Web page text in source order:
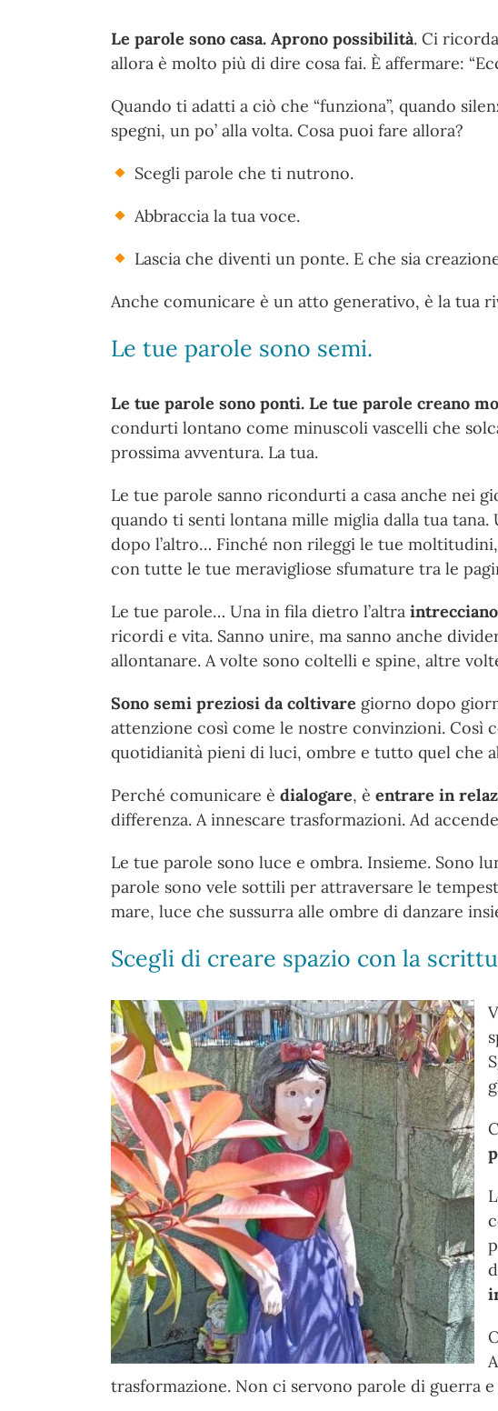
Le parole sono casa. Aprono possibilità. Ci
allora è molto più di dire cosa fai. È affermare:
Quando ti adatti a ciò che “funziona”, quando
spegni, un po’ alla volta. Cosa puoi fare allora?
Scegli parole che ti nutrono.
Abbraccia la tua voce.
Lascia che diventi un ponte. E che sia
Anche comunicare è un atto generativo, è la tua
Le tue parole sono semi.
Le tue parole sono ponti. Le tue parole creano
condurti lontano come minuscoli vascelli che
prossima avventura. La tua.
Le tue parole sanno ricondurti a casa anche nei
quando ti senti lontana mille miglia dalla tua tana.
dopo l’altro… Finché non rileggi le tue
con tutte le tue meravigliose sfumature tra le
Le tue parole… Una in fila dietro l’altra
ricordi e vita. Sanno unire, ma sanno anche
allontanare. A volte sono coltelli e spine, altre
Sono semi preziosi da coltivare giorno dopo
attenzione così come le nostre convinzioni. Così
quotidianità pieni di luci, ombre e tutto quel che
Perché comunicare è dialogare, è entrare in
differenza. A innescare trasformazioni. Ad
Le tue parole sono luce e ombra. Insieme. Sono
parole sono vele sottili per attraversare le
mare, luce che sussurra alle ombre di danzare
Scegli di creare spazio con la
trasformazione. Non ci servono parole di guerra